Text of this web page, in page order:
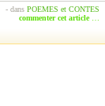
- dans POEMES et CONTES
commenter cet article